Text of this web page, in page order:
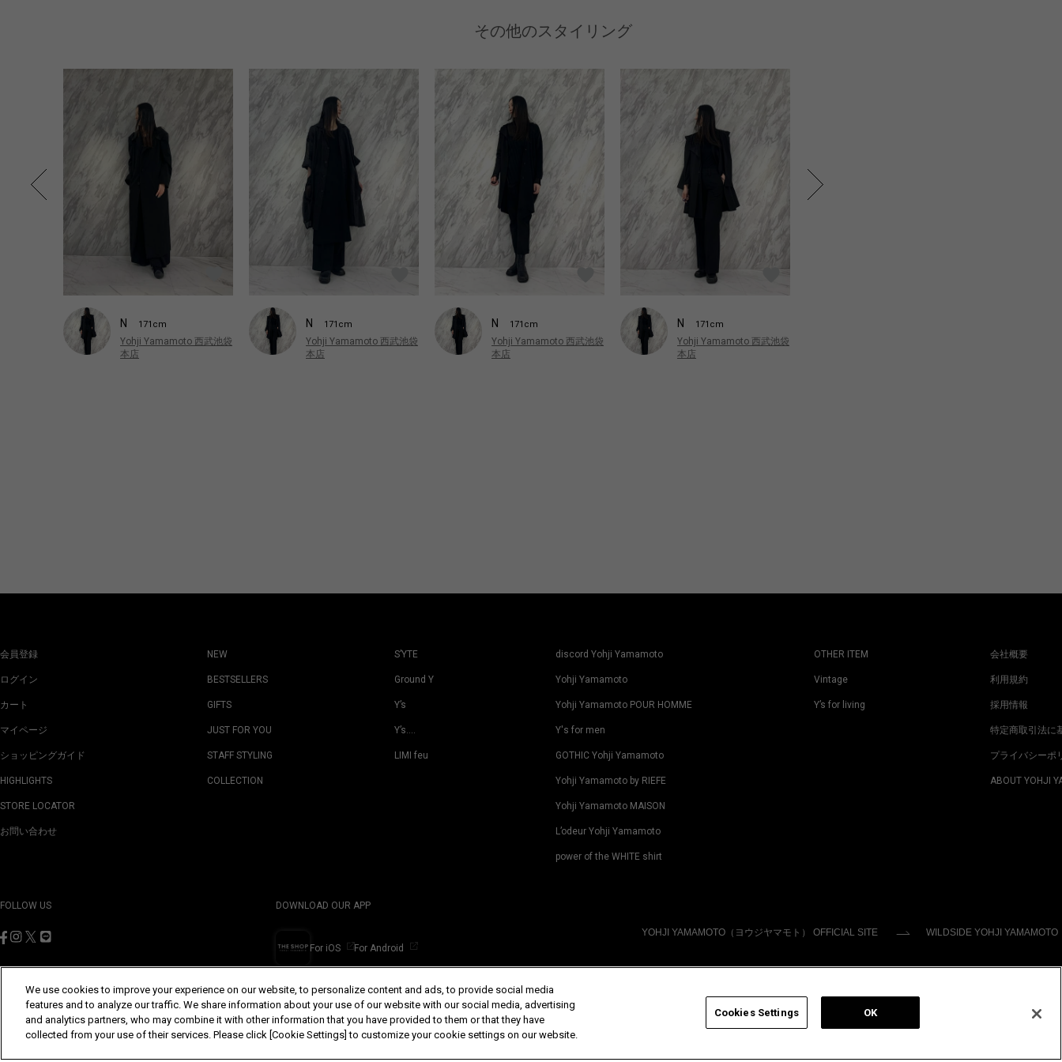
その他のスタイリング
N 171cm
Yohji Yamamoto 西武池袋
本店
N 171cm
Yohji Yamamoto 西武池袋
本店
N 171cm
Yohji Yamamoto 西武池袋
本店
N 171cm
Yohji Yamamoto 西武池袋
本店
会員登録
ログイン
カート
マイページ
ショッピングガイド
HIGHLIGHTS
STORE LOCATOR
お問い合わせ
NEW
BESTSELLERS
GIFTS
JUST FOR YOU
STAFF STYLING
COLLECTION
S’YTE
Ground Y
Y’s
Y’s….
LIMI feu
discord Yohji Yamamoto
Yohji Yamamoto
Yohji Yamamoto POUR HOMME
Y's for men
GOTHIC Yohji Yamamoto
Yohji Yamamoto by RIEFE
Yohji Yamamoto MAISON
L’odeur Yohji Yamamoto
power of the WHITE shirt
OTHER ITEM
Vintage
Y’s for living
会社概要
利用規約
採用情報
特定商取引法に
プライバシーポ
ABOUT YOHJI
FOLLOW US DOWNLOAD OUR APP
For iOS For Android
YOHJI YAMAMOTO（ヨウジヤマモト） OFFICIAL SITE WILDSIDE YOHJI YAMAMOTO
©Yohji Yamamoto Inc. All Rights Reserved.
We use cookies to improve your experience on our website, to personalize content and ads, to provide social media
features and to analyze our traffic. We share information about your use of our website with our social media, advertising
and analytics partners, who may combine it with other information that you have provided to them or that they have
collected from your use of their services. Please click [Cookie Settings] to customize your cookie settings on our website.
Cookies Settings OK